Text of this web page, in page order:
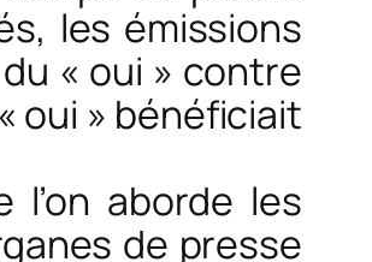
les émissions
« oui » contre
oui » bénéficiait
aborde les
de presse